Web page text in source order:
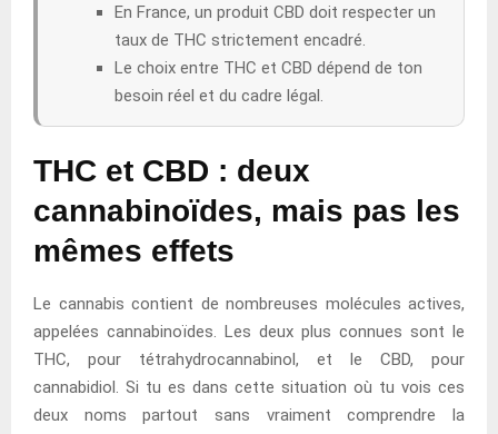
En France, un produit CBD doit respecter un
taux de THC strictement encadré.
Le choix entre THC et CBD dépend de ton
besoin réel et du cadre légal.
THC et CBD : deux
cannabinoïdes, mais pas les
mêmes effets
Le cannabis contient de nombreuses molécules actives,
appelées cannabinoïdes. Les deux plus connues sont le
THC, pour tétrahydrocannabinol, et le CBD, pour
cannabidiol. Si tu es dans cette situation où tu vois ces
deux noms partout sans vraiment comprendre la